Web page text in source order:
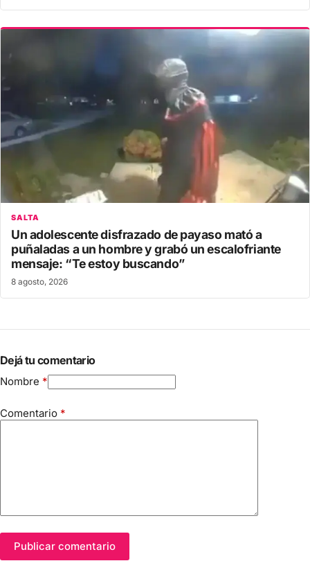
SALTA
Un adolescente disfrazado de payaso mató a
puñaladas a un hombre y grabó un escalofriante
mensaje: “Te estoy buscando”
8 agosto, 2026
Dejá tu comentario
Nombre *
Comentario *
Publicar comentario